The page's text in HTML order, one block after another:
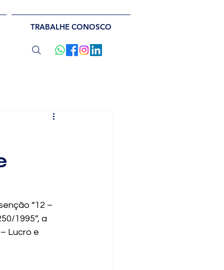
TRABALHE CONOSCO
“12 –
1995”, a
Lucro e